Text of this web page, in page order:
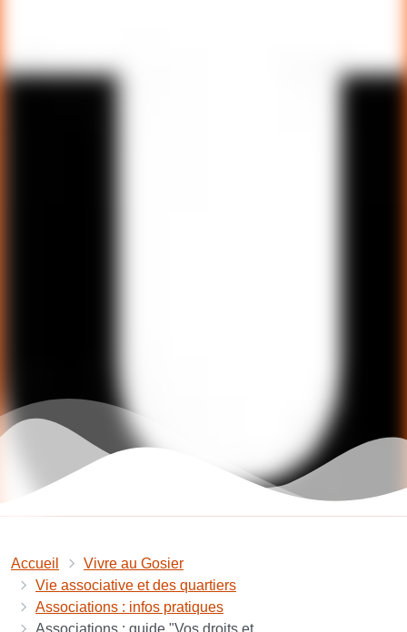
Accueil
Vivre au Gosier
Vie associative et des quartiers
Associations : infos pratiques
Associations : guide "Vos droits et...